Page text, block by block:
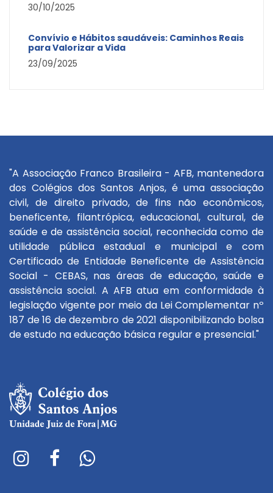
30/10/2025
Convívio e Hábitos saudáveis: Caminhos Reais
para Valorizar a Vida
23/09/2025
"A Associação Franco Brasileira - AFB, mantenedora
dos Colégios dos Santos Anjos, é uma associação
civil, de direito privado, de fins não econômicos,
beneficente, filantrópica, educacional, cultural, de
saúde e de assistência social, reconhecida como de
utilidade pública estadual e municipal e com
Certificado de Entidade Beneficente de Assistência
Social - CEBAS, nas áreas de educação, saúde e
assistência social. A AFB atua em conformidade à
legislação vigente por meio da Lei Complementar nº
187 de 16 de dezembro de 2021 disponibilizando bolsa
de estudo na educação básica regular e presencial."